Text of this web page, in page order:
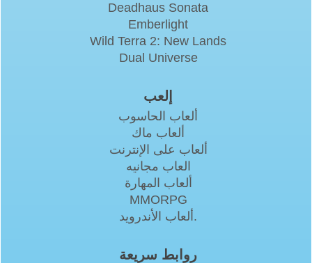
Deadhaus Sonata
Emberlight
Wild Terra 2: New Lands
Dual Universe
إلعب
ألعاب الحاسوب
ألعاب ماك
ألعاب على الإنترنت
العاب مجانيه
ألعاب المهارة
MMORPG
ألعاب الأندرويد.
روابط سريعة